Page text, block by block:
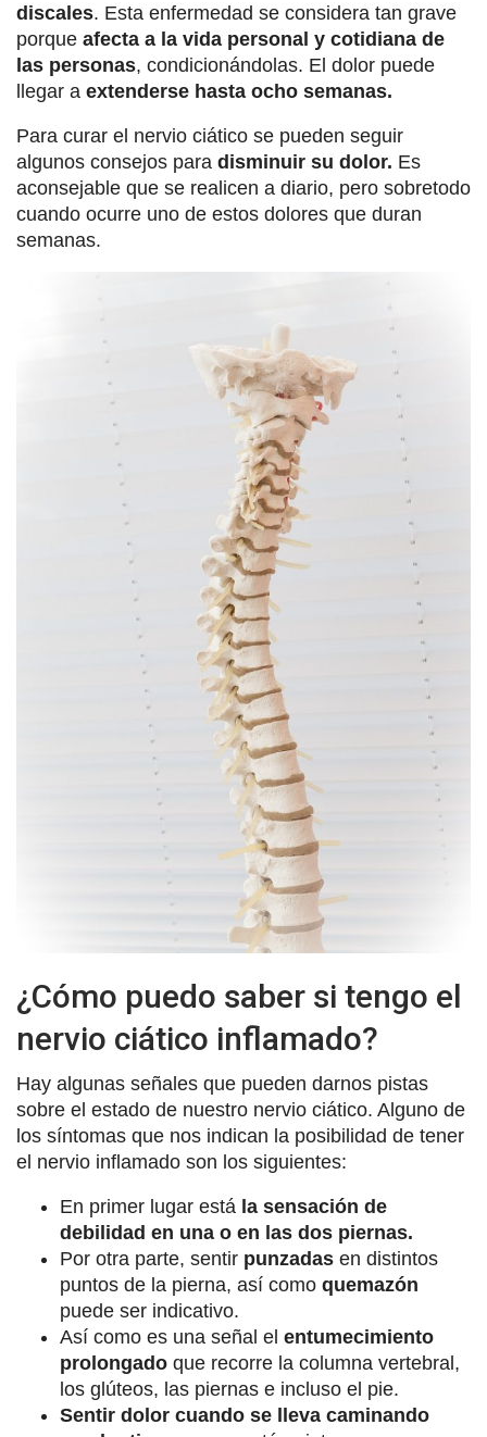
discales. Esta enfermedad se considera tan grave
porque afecta a la vida personal y cotidiana de
las personas, condicionándolas. El dolor puede
llegar a extenderse hasta ocho semanas.
Para curar el nervio ciático se pueden seguir
algunos consejos para disminuir su dolor. Es
aconsejable que se realicen a diario, pero sobretodo
cuando ocurre uno de estos dolores que duran
semanas.
¿Cómo puedo saber si tengo el
nervio ciático inflamado?
Hay algunas señales que pueden darnos pistas
sobre el estado de nuestro nervio ciático. Alguno de
los síntomas que nos indican la posibilidad de tener
el nervio inflamado son los siguientes:
En primer lugar está la sensación de
debilidad en una o en las dos piernas.
Por otra parte, sentir punzadas en distintos
puntos de la pierna, así como quemazón
puede ser indicativo.
Así como es una señal el entumecimiento
prolongado que recorre la columna vertebral,
los glúteos, las piernas e incluso el pie.
Sentir dolor cuando se lleva caminando